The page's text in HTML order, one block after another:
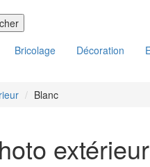
Bricolage Décoration
Blanc